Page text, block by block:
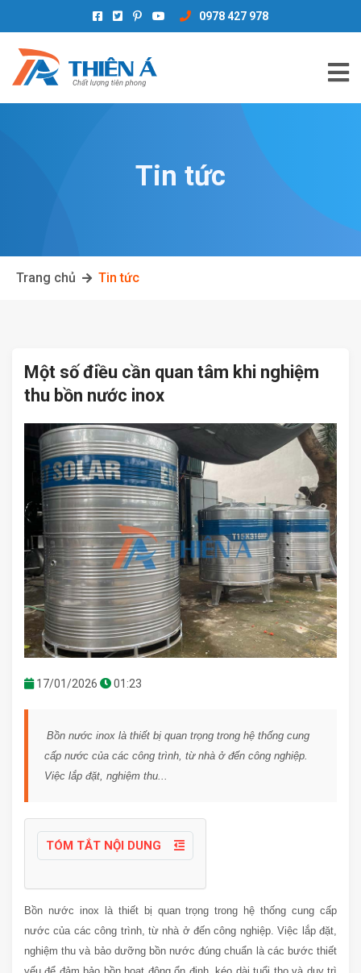
0978 427 978
Tin tức
Trang chủ Tin tức
Một số điều cần quan tâm khi nghiệm
thu bồn nước inox
17/01/2026 01:23
Bồn nước inox là thiết bị quan trọng trong hệ thống cung
cấp nước của các công trình, từ nhà ở đến công nghiệp.
Việc lắp đặt, nghiệm thu...
TÓM TẮT NỘI DUNG
Bồn nước inox là thiết bị quan trọng trong hệ thống cung cấp
nước của các công trình, từ nhà ở đến công nghiệp. Việc lắp đặt,
nghiệm thu và bảo dưỡng bồn nước đúng chuẩn là các bước thiết